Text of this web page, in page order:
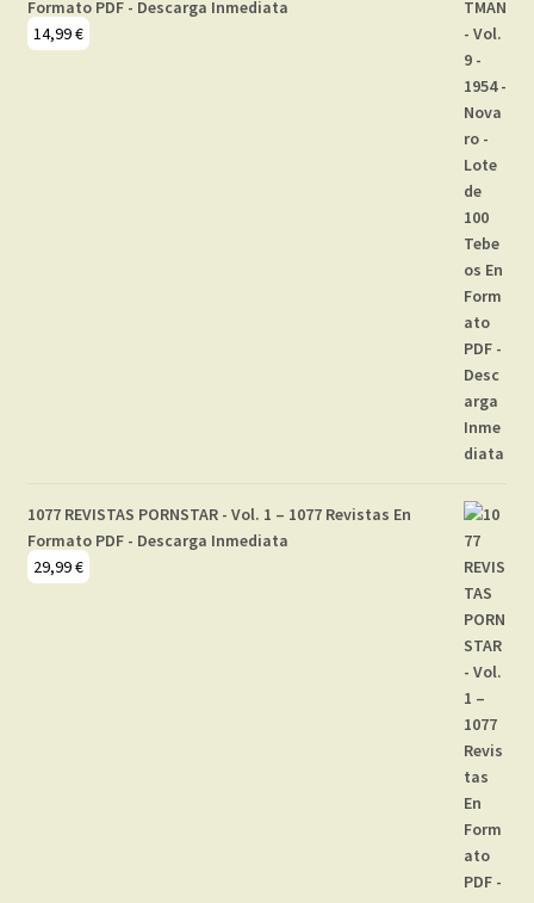
Formato PDF - Descarga Inmediata
14,99€
1077 REVISTAS PORNSTAR - Vol. 1 – 1077 Revistas En
Formato PDF - Descarga Inmediata
29,99€